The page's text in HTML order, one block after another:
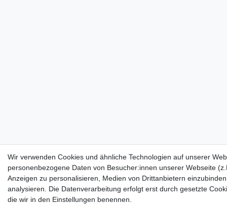
Wir verwenden Cookies und ähnliche Technologien auf unserer
personenbezogene Daten von Besucher:innen unserer Webseite
Anzeigen zu personalisieren, Medien von Drittanbietern
analysieren. Die Datenverarbeitung erfolgt erst durch gesetzte
die wir in den Einstellungen benennen.